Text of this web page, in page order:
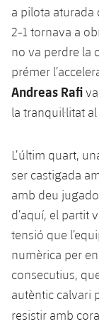
Història
Resultats
Jugadors
Història
Palmarès
Resultats
Jugadors
Barça C
Junior
Aleví
PLUSICON
MÉS
plusicon
més
Notícies
Atletisme
plusicon
més
Actualitat
Masculí
Femení
Agenda
Bàsquet
plusicon
més
Actualitat
Jugadors
Resultats
Hockey
plusicon
més
Actualitat
Jugadors
Hoquei
plusicon
més
Notícies
Hockey
plusicon
més
Actualitat
Escola
a pilota aturada
2-1 tornava a
no va perdre la
prémer
Andreas Rafi
la tranquil·litat
L’últim quart,
ser castigada
amb deu
d’aquí, el partit
tensió que
numèrica per
consecutius,
autèntic calvari
resistir amb